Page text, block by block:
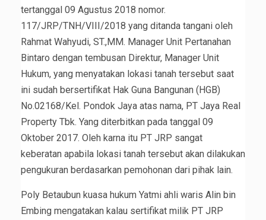
tertanggal 09 Agustus 2018 nomor.
117/JRP/TNH/VIII/2018 yang ditanda tangani oleh
Rahmat Wahyudi, ST.,MM. Manager Unit Pertanahan
Bintaro dengan tembusan Direktur, Manager Unit
Hukum, yang menyatakan lokasi tanah tersebut saat
ini sudah bersertifikat Hak Guna Bangunan (HGB)
No.02168/Kel. Pondok Jaya atas nama, PT Jaya Real
Property Tbk. Yang diterbitkan pada tanggal 09
Oktober 2017. Oleh karna itu PT JRP sangat
keberatan apabila lokasi tanah tersebut akan dilakukan
pengukuran berdasarkan pemohonan dari pihak lain.
Poly Betaubun kuasa hukum Yatmi ahli waris Alin bin
Embing mengatakan kalau sertifikat milik PT JRP